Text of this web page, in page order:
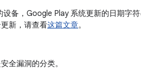
设备，Google Play 系统更新的日期字
新，请查看这篇文章。
全漏洞的分类。